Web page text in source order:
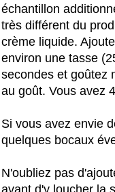
échantillon
très différent du
crème liquide.
environ une tasse
secondes et goûtez
au goût. Vous avez
Si vous avez envie
quelques bocaux
N'oubliez pas
avant d'y loucher la